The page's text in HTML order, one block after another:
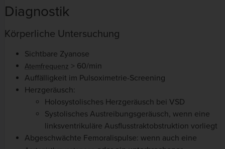
Diagnostik
Körperliche Untersuchung
Sichtbare Zyanose
Atemfrequenz > 60/min
Auffälligkeit im Pulsoximetrie-Screening
Herzgeräusch:
Holosystolisches Herzgeräusch bei VSD
Systolisches Austreibungsgeräusch, wenn eine
linksventrikuläre Ausflusstraktobstruktion vorliegt
Abgeschwächte Femoralispulse: wenn auch eine